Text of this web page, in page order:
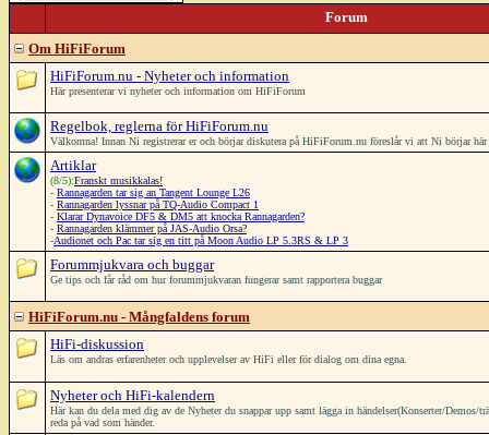
Forum
Om HiFiForum
HiFiForum.nu - Nyheter och information
Här presenterar vi nyheter och information om HiFiForum
Regelbok, reglerna för HiFiForum.nu
Välkomna! Innan Ni registrerar er och börjar diskutera på HiFiForum.nu föreslår vi att Ni börjar
Artiklar
(8/5):Franskt musikkalas!
- Rannagarden tar sig an Tangent Lounge L26
- Rannagarden lyssnar på TQ-Audio Compact 1
- Klarar Dynavoice DF5 & DM5 att knocka Rannagarden?
- Rannagarden klämmer på JAS-Audio Orsa?
-Audionet och Pac tar sig en titt på Moon Audio LP 5.3RS & LP 3
Forummjukvara och buggar
Ge tips och får råd om hur forummjukvaran fungerar samt rapportera buggar
HiFiForum.nu - Mångfaldens forum
HiFi-diskussion
Läs om andras erfarenheter och upplevelser av HiFi eller för dialog om dina egna.
Nyheter och HiFi-kalendern
Här kan du dela med dig av de Nyheter du snappar upp samt lägga in händelser(Konserter/Demos/
reda på vad som händer.